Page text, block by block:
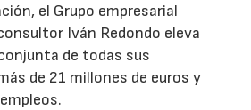
el Grupo empresarial
Iván Redondo eleva
de todas sus
de 21 millones de euros y